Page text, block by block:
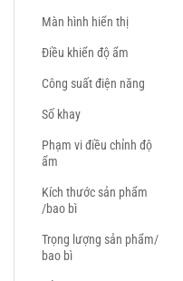
Màn hình hiển thị
Điều khiển độ ẩm
Công suất điện năng
Số khay
Phạm vi điều chỉnh độ
ẩm
Kích thước sản phẩm
/bao bì
Trọng lượng sản phẩm/
bao bì